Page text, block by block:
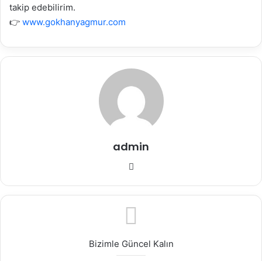
takip edebilirim.
👉 www.gokhanyagmur.com
admin
Bizimle Güncel Kalın